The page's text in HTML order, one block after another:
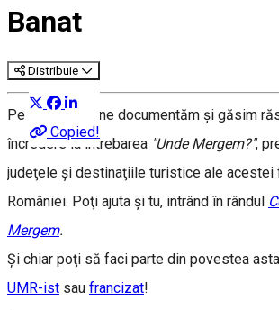
Banat
Distribuie
Copied!
Pe măsură ce ne documentăm şi găsim
încredere la întrebarea "Unde Mergem?",
judeţele şi destinaţiile turistice ale acestei
României. Poţi ajuta şi tu, intrând în rândul
Mergem.
Şi chiar poţi să faci parte din povestea
UMR-ist sau francizat!